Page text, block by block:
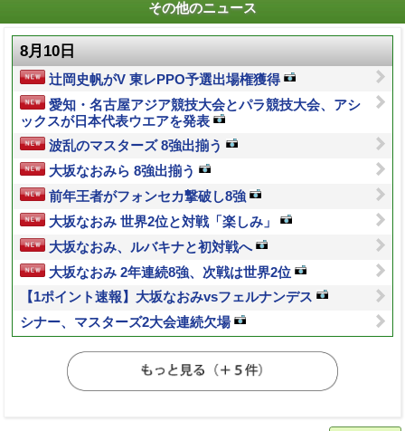
その他のニュース
8月10日
辻岡史帆がV 東レPPO予選出場権獲得
愛知・名古屋アジア競技大会とパラ競技大会、アシ
ックスが日本代表ウエアを発表
波乱のマスターズ 8強出揃う
大坂なおみら 8強出揃う
前年王者がフォンセカ撃破し8強
大坂なおみ 世界2位と対戦「楽しみ」
大坂なおみ、ルバキナと初対戦へ
大坂なおみ 2年連続8強、次戦は世界2位
【1ポイント速報】大坂なおみvsフェルナンデス
シナー、マスターズ2大会連続欠場